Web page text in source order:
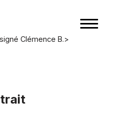
Clémence B.>
Bouton